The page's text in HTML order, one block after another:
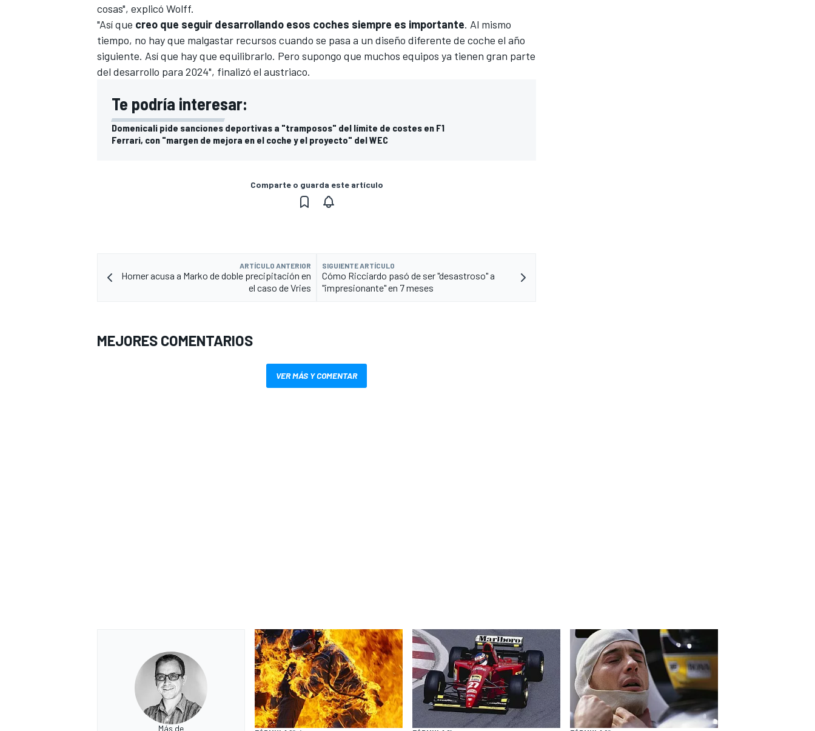
cosas", explicó Wolff.
"Así que creo que seguir desarrollando esos coches siempre es importante. Al mismo
tiempo, no hay que malgastar recursos cuando se pasa a un diseño diferente de coche el año
siguiente. Así que hay que equilibrarlo. Pero supongo que muchos equipos ya tienen gran parte
del desarrollo para 2024", finalizó el austriaco.
Te podría interesar:
Domenicali pide sanciones deportivas a "tramposos" del límite de costes en F1
Ferrari, con "margen de mejora en el coche y el proyecto" del WEC
Comparte o guarda este artículo
ARTÍCULO ANTERIOR
Horner acusa a Marko de doble precipitación en
el caso de Vries
SIGUIENTE ARTÍCULO
Cómo Ricciardo pasó de ser "desastroso" a
"impresionante" en 7 meses
MEJORES COMENTARIOS
VER MÁS Y COMENTAR
Más de